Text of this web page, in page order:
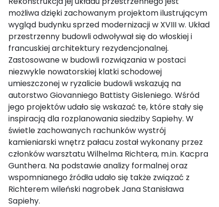
możliwa dzięki zachowanym projektom ilustrującym
wygląd budynku sprzed modernizacji w XVIII w. Układ
przestrzenny budowli odwoływał się do włoskiej i
francuskiej architektury rezydencjonalnej.
Zastosowane w budowli rozwiązania w postaci
niezwykle nowatorskiej klatki schodowej
umieszczonej w ryzalicie budowli wskazują na
autorstwo Giovanniego Battisty Gisleniego. Wśród
jego projektów udało się wskazać te, które stały się
inspiracją dla rozplanowania siedziby Sapiehy. W
świetle zachowanych rachunków wystrój
kamieniarski wnętrz pałacu został wykonany przez
członków warsztatu Wilhelma Richtera, m.in. Kacpra
Gunthera. Na podstawie analizy formalnej oraz
wspomnianego źródła udało się także związać z
Richterem wileński nagrobek Jana Stanisława
Sapiehy.